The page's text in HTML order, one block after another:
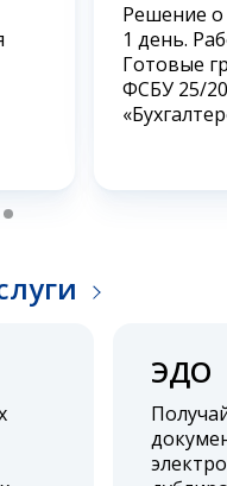
Решение
1 день.
Готовые
ФСБУ 25/
ЭДО